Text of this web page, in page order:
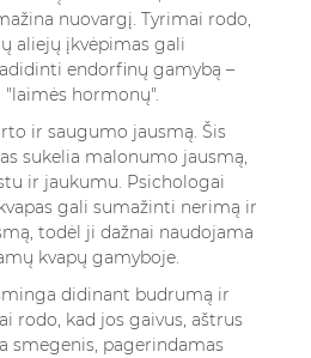
nuovargį. Tyrimai rodo,
aliejų įkvėpimas gali
endorfinų gamybą –
hormonų".
ir saugumo jausmą. Šis
sukelia malonumo jausmą,
ir jaukumu. Psichologai
gali sumažinti nerimą ir
todėl ji dažnai naudojama
kvapų gamyboje.
didinant budrumą ir
rodo, kad jos gaivus, aštrus
smegenis, pagerindamas